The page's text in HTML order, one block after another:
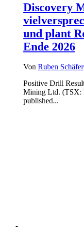
Discovery
und plant
Ende 2026
Von Ruben Schäfer
Positive Drill
Mining Ltd. (TSX:
published...